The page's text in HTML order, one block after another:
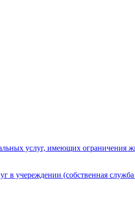
услуг, имеющих ограничения
в учереждении (собственная